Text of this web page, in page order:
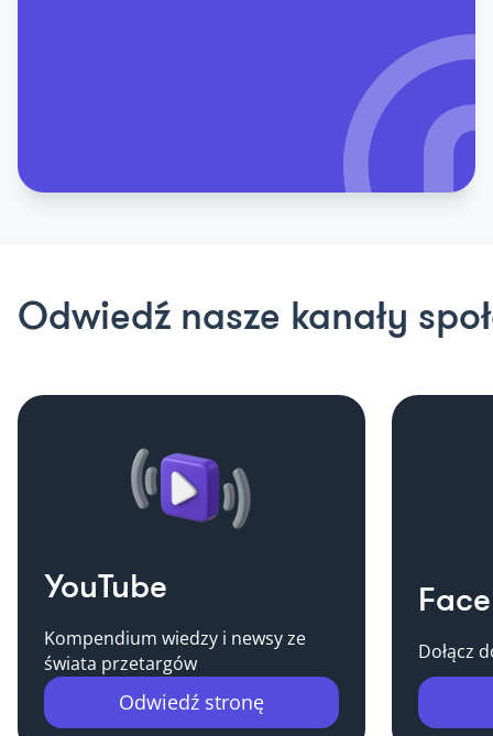
Odwiedź nasze kanały
YouTube
Kompendium wiedzy i newsy ze
świata przetargów
Odwiedź stronę
Dołącz